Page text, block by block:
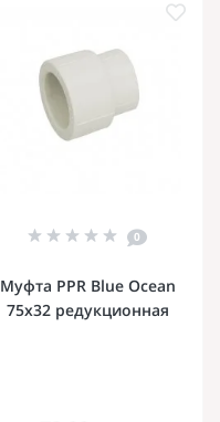
0
Муфта PPR Blue Ocean
75х32 редукционная